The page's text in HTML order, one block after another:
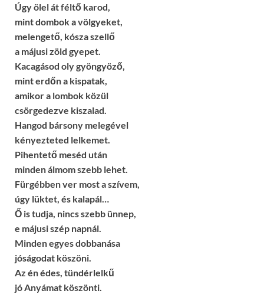
Úgy ölel át féltő karod,
mint dombok a völgyeket,
melengető, kósza szellő
a májusi zöld gyepet.
Kacagásod oly gyöngyöző,
mint erdőn a kispatak,
amikor a lombok közül
csörgedezve kiszalad.
Hangod bársony melegével
kényezteted lelkemet.
Pihentető meséd után
minden álmom szebb lehet.
Fürgébben ver most a szívem,
úgy lüktet, és kalapál…
Ő is tudja, nincs szebb ünnep,
e májusi szép napnál.
Minden egyes dobbanása
jóságodat köszöni.
Az én édes, tündérlelkű
jó Anyámat köszönti.